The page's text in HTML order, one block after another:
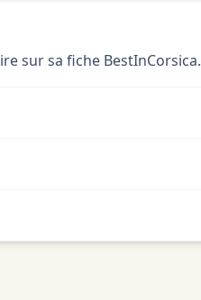
sur sa fiche BestInCorsica.